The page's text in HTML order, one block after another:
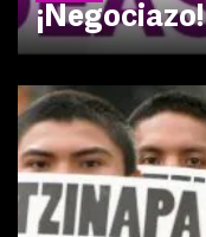
¡Negociazo!